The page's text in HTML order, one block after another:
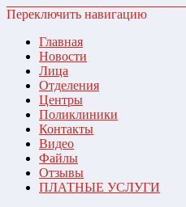
Переключить навигацию
Главная
Новости
Лица
Отделения
Центры
Поликлиники
Контакты
Видео
Файлы
Отзывы
ПЛАТНЫЕ УСЛУГИ